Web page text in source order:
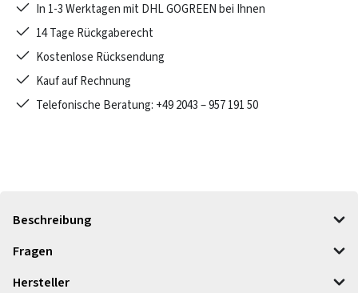
In 1-3 Werktagen mit DHL GOGREEN bei Ihnen
14 Tage Rückgaberecht
Kostenlose Rücksendung
Kauf auf Rechnung
Telefonische Beratung: +49 2043 – 957 191 50
Beschreibung
Fragen
Hersteller